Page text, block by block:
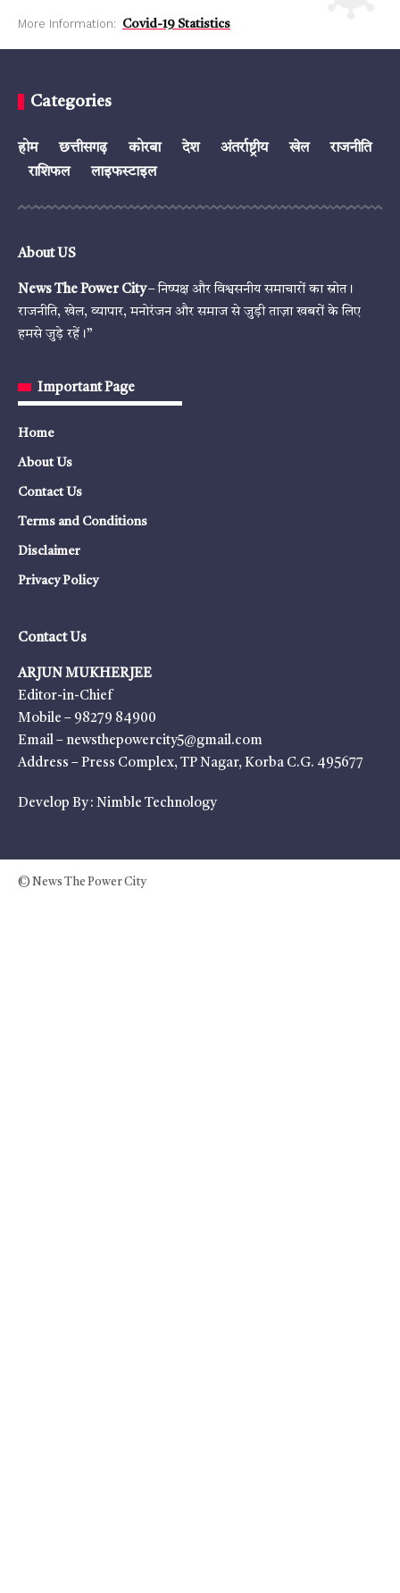
More Information: Covid-19 Statistics
Categories
होम छत्तीसगढ़ कोरबा देश अंतर्राष्ट्रीय खेल
राजनीति
राशिफल
लाइफस्टाइल
About US
News The Power City– निष्पक्ष और विश्वसनीय समाचारों का स्रोत।
राजनीति, खेल, व्यापार, मनोरंजन और समाज से जुड़ी ताज़ा खबरों के लिए
हमसे जुड़े रहें।”
Important Page
Home
About Us
Contact Us
Terms and Conditions
Disclaimer
Privacy Policy
Contact Us
ARJUN MUKHERJEE
Editor-in-Chief
Mobile – 98279 84900
Email – newsthepowercity5@gmail.com
Address – Press Complex, TP Nagar, Korba C.G. 495677
Develop By : Nimble Technology
© News The Power City